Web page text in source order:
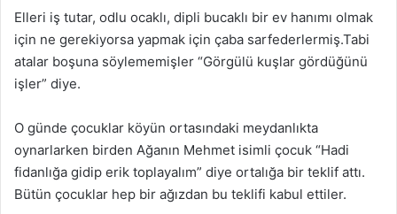
Elleri iş tutar, odlu ocaklı, dipli bucaklı bir ev hanımı olmak
için ne gerekiyorsa yapmak için çaba sarfederlermiş.Tabi
atalar boşuna söylememişler “Görgülü kuşlar gördüğünü
işler” diye.
O günde çocuklar köyün ortasındaki meydanlıkta
oynarlarken birden Ağanın Mehmet isimli çocuk “Hadi
fidanlığa gidip erik toplayalım” diye ortalığa bir teklif attı.
Bütün çocuklar hep bir ağızdan bu teklifi kabul ettiler.